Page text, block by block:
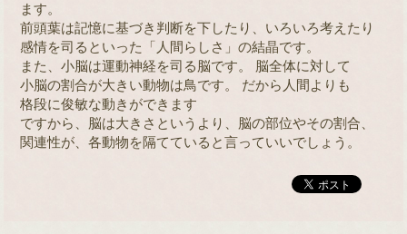
ます。
前頭葉は記憶に基づき判断を下したり、いろいろ考えたり
感情を司るといった「人間らしさ」の結晶です。
また、小脳は運動神経を司る脳です。 脳全体に対して
小脳の割合が大きい動物は鳥です。 だから人間よりも
格段に俊敏な動きができます
ですから、脳は大きさというより、脳の部位やその割合、
関連性が、各動物を隔てていると言っていいでしょう。